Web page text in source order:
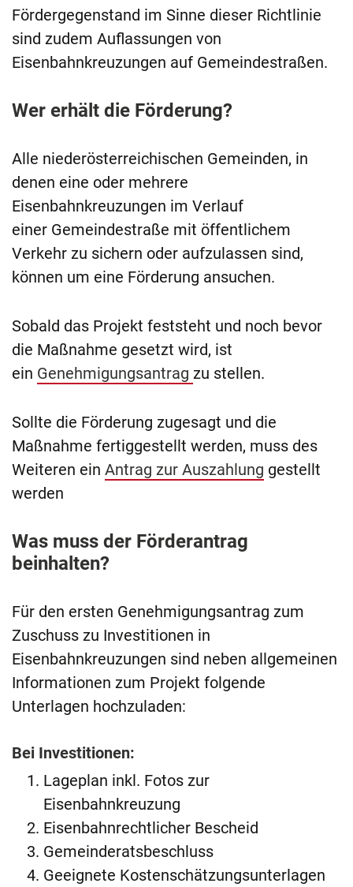
Fördergegenstand im Sinne dieser Richtlinie
sind zudem Auflassungen von
Eisenbahnkreuzungen auf Gemeindestraßen.
Wer erhält die Förderung?
Alle niederösterreichischen Gemeinden, in
denen eine oder mehrere
Eisenbahnkreuzungen im Verlauf
einer Gemeindestraße mit öffentlichem
Verkehr zu sichern oder aufzulassen sind,
können um eine Förderung ansuchen.
Sobald das Projekt feststeht und noch bevor
die Maßnahme gesetzt wird, ist
ein Genehmigungsantrag zu stellen.
Sollte die Förderung zugesagt und die
Maßnahme fertiggestellt werden, muss des
Weiteren ein Antrag zur Auszahlung gestellt
werden
Was muss der Förderantrag
beinhalten?
Für den ersten Genehmigungsantrag zum
Zuschuss zu Investitionen in
Eisenbahnkreuzungen sind neben allgemeinen
Informationen zum Projekt folgende
Unterlagen hochzuladen:
Bei Investitionen:
Lageplan inkl. Fotos zur
Eisenbahnkreuzung
Eisenbahnrechtlicher Bescheid
Gemeinderatsbeschluss
Geeignete Kostenschätzungsunterlagen